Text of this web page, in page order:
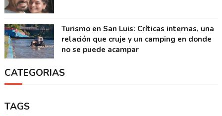
Turismo en San Luis: Críticas internas, una
relación que cruje y un camping en donde
no se puede acampar
CATEGORIAS
TAGS